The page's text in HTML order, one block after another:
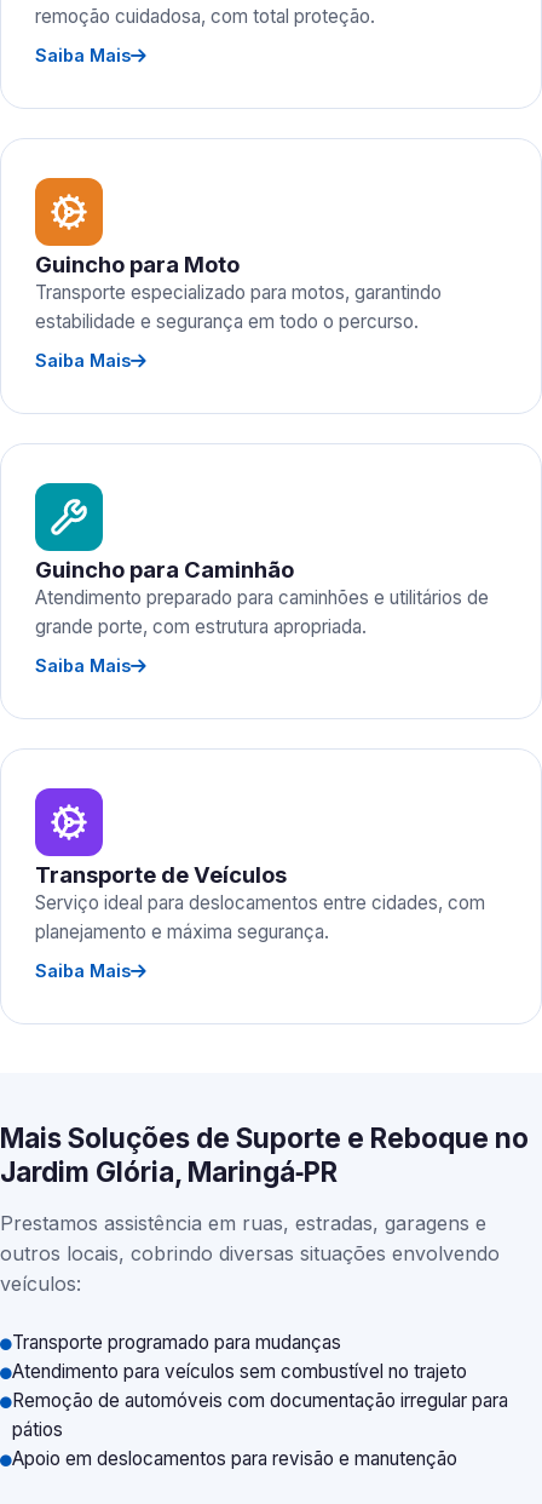
remoção cuidadosa, com total proteção.
Saiba Mais
Guincho para Moto
Transporte especializado para motos, garantindo
estabilidade e segurança em todo o percurso.
Saiba Mais
Guincho para Caminhão
Atendimento preparado para caminhões e utilitários de
grande porte, com estrutura apropriada.
Saiba Mais
Transporte de Veículos
Serviço ideal para deslocamentos entre cidades, com
planejamento e máxima segurança.
Saiba Mais
Mais Soluções de Suporte e Reboque no
Jardim Glória, Maringá‑PR
Prestamos assistência em ruas, estradas, garagens e
outros locais, cobrindo diversas situações envolvendo
veículos:
Transporte programado para mudanças
Atendimento para veículos sem combustível no trajeto
Remoção de automóveis com documentação irregular para
pátios
Apoio em deslocamentos para revisão e manutenção